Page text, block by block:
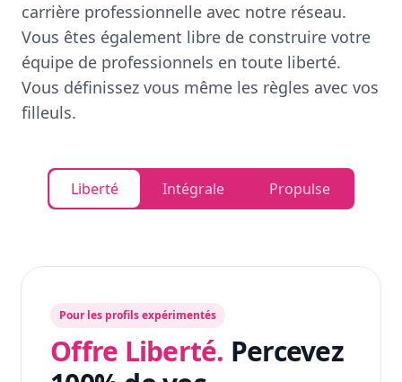
carrière professionnelle avec notre réseau.
Vous êtes également libre de construire votre
équipe de professionnels en toute liberté.
Vous définissez vous même les règles avec vos
filleuls.
Liberté Intégrale Propulse
Pour les profils expérimentés
Offre Liberté. Percevez